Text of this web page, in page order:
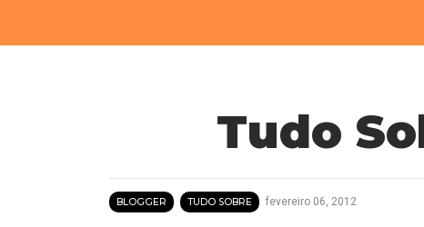
Tudo
BLOGGER TUDO SOBRE fevereiro 06, 2012